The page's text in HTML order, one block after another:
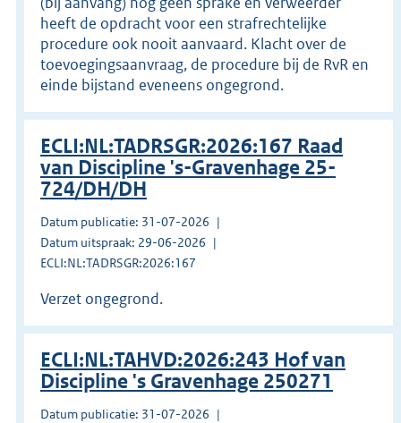
heeft de opdracht voor een strafrechtelijke
procedure ook nooit aanvaard. Klacht over de
toevoegingsaanvraag, de procedure bij de RvR en
einde bijstand eveneens ongegrond.
ECLI:NL:TADRSGR:2026:167 Raad
van Discipline 's-Gravenhage 25-
724/DH/DH
Datum publicatie: 31-07-2026
Datum uitspraak: 29-06-2026
ECLI:NL:TADRSGR:2026:167
Verzet ongegrond.
ECLI:NL:TAHVD:2026:243 Hof van
Discipline 's Gravenhage 250271
Datum publicatie: 31-07-2026